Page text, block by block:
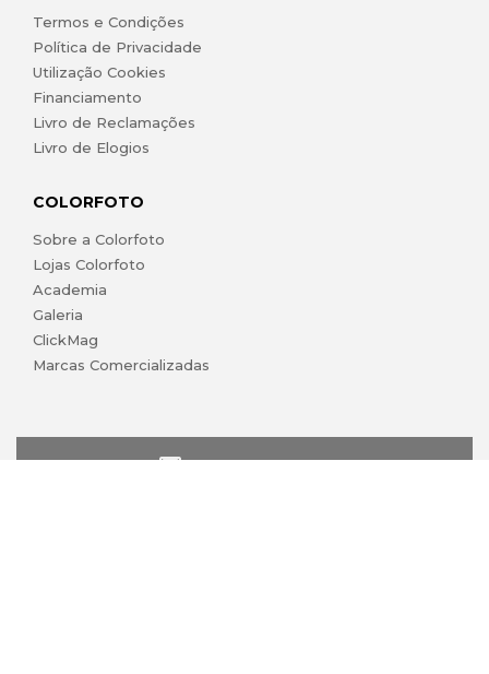
Termos e Condições
Política de Privacidade
Utilização Cookies
Financiamento
Livro de Reclamações
Livro de Elogios
COLORFOTO
Sobre a Colorfoto
Lojas Colorfoto
Academia
Galeria
ClickMag
Marcas Comercializadas
lojaonline@colorfoto.pt